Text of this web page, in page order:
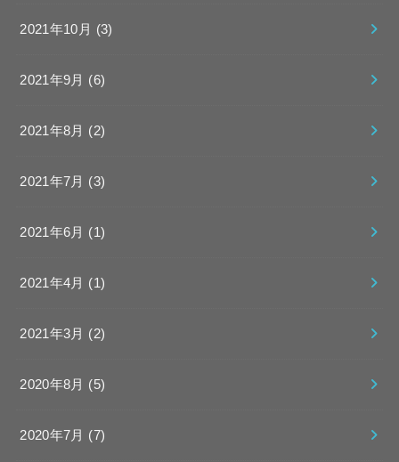
2021年10月 (3)
2021年9月 (6)
2021年8月 (2)
2021年7月 (3)
2021年6月 (1)
2021年4月 (1)
2021年3月 (2)
2020年8月 (5)
2020年7月 (7)